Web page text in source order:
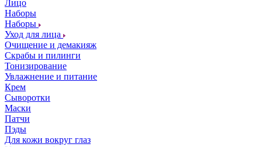
Лицо
Наборы
Наборы
Уход для лица
Очищение и демакияж
Скрабы и пилинги
Тонизирование
Увлажнение и питание
Крем
Сыворотки
Маски
Патчи
Пэды
Для кожи вокруг глаз